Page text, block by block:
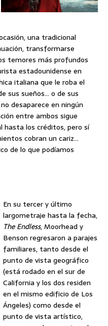
una tradicional
transformarse
temores más profundos
estadounidense en
italiana que le roba el
sus sueños… o de sus
desaparece en ningún
entre ambos sigue
hasta los créditos, pero sí
cobran un cariz…
de lo que podíamos
En su tercer y último
largometraje hasta la fecha,
The Endless, Moorhead y
Benson regresaron a parajes
familiares, tanto desde el
punto de vista geográfico
(está rodado en el sur de
California y los dos residen
en el mismo edificio de Los
Ángeles) como desde el
punto de vista artístico,